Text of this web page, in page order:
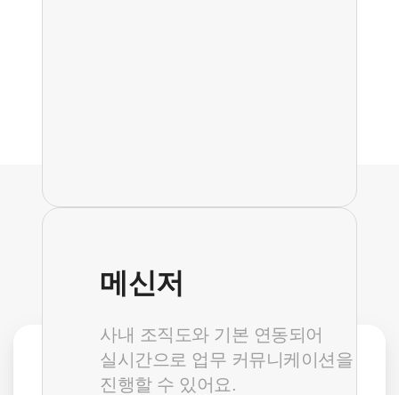
메신저
사내 조직도와 기본 연동되어
실시간으로 업무 커뮤니케이션을
진행할 수 있어요.
원하는 규모로 선택하는 상품
그룹웨어